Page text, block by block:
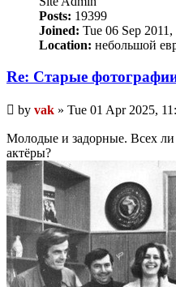
Posts: 19399
Joined: Tue 06 Sep 2011,
Location: небольшой
Re: Старые
Unread
post
by vak » Tue 01 Apr 2025,
Молодые и задорные. Всех ли
актёры?